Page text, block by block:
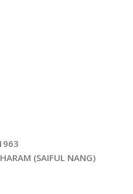
(SAIFUL NANG)